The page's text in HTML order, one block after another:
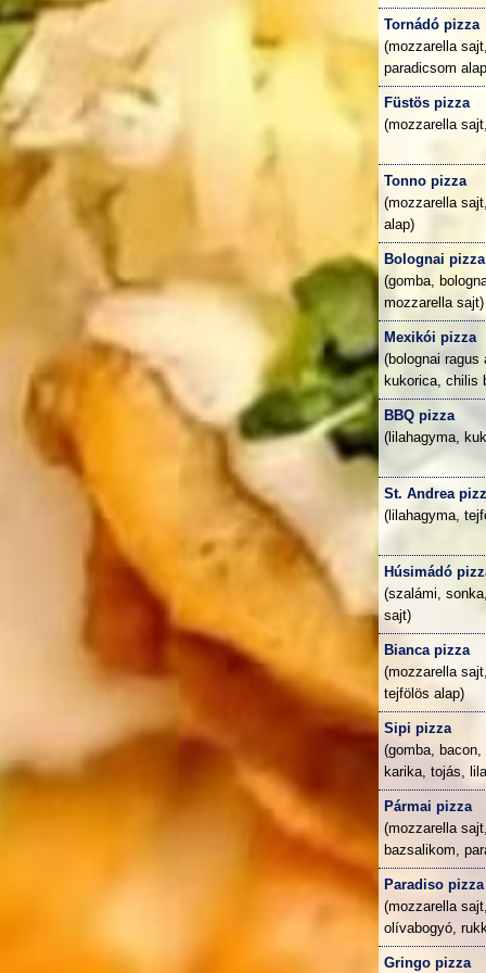
Tornádó pizza
(mozzarella
paradicsom
Füstös pizza
(mozzarella
Tonno pizza
(mozzarella
alap)
Bolognai pizza
(gomba,
mozzarella sajt)
Mexikói pizza
(bolognai
kukorica, chilis
BBQ pizza
(lilahagyma,
St. Andrea
(lilahagyma,
Húsimádó
(szalámi,
sajt)
Bianca pizza
(mozzarella
tejfölös alap)
Sipi pizza
(gomba,
karika, tojás,
Pármai pizza
(mozzarella
bazsalikom,
Paradiso pizza
(mozzarella
olívabogyó,
Gringo pizza